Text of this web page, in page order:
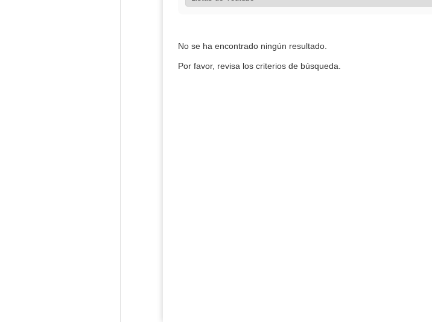
No se ha encontrado ningún resultado.
Por favor, revisa los criterios de búsqueda.